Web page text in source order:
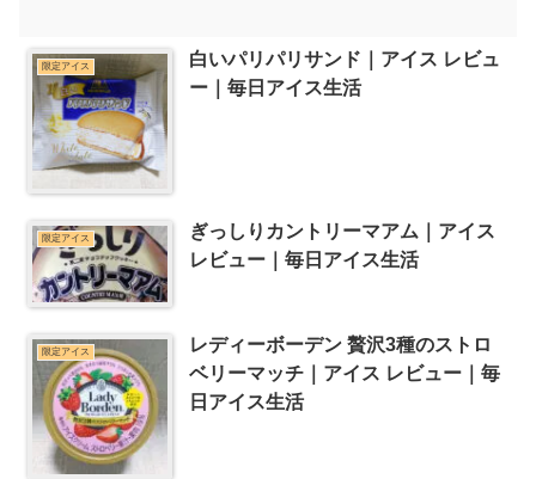
限定アイス
白いパリパリサンド｜アイス レビュ
ー｜毎日アイス生活
限定アイス
ぎっしりカントリーマアム｜アイス
レビュー｜毎日アイス生活
限定アイス
レディーボーデン 贅沢3種のストロ
ベリーマッチ｜アイス レビュー｜毎
日アイス生活